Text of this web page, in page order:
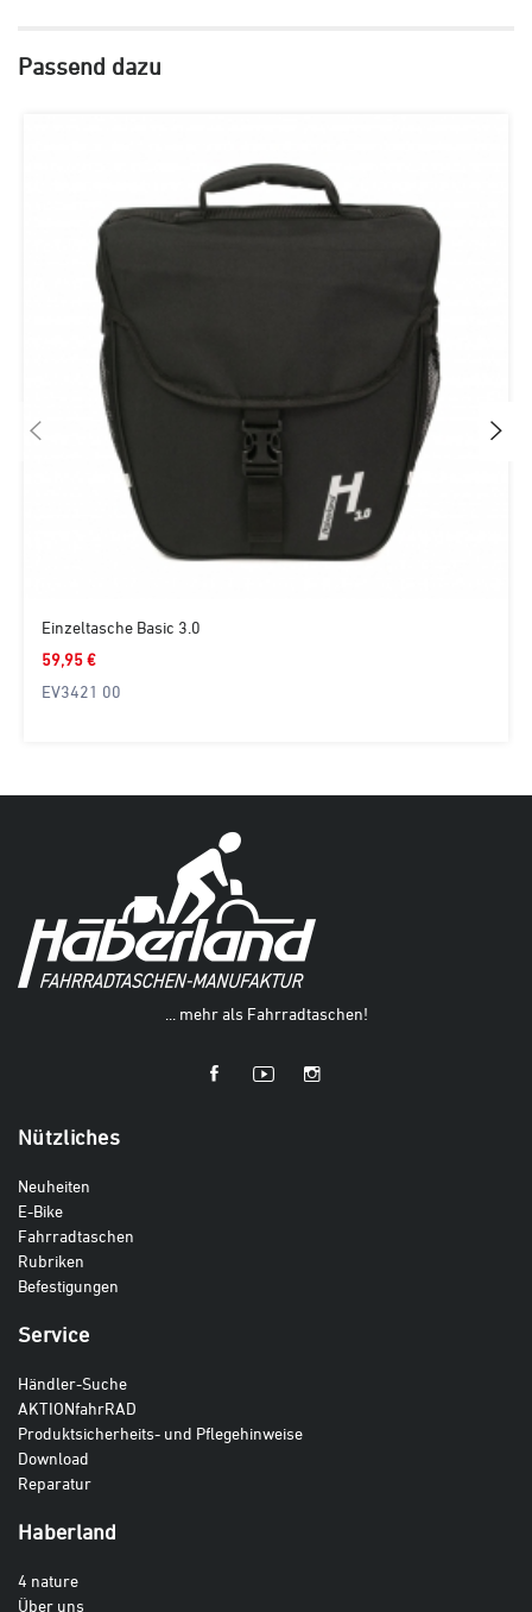
Passend dazu
Einzeltasche Basic 3.0
59,95 €
EV3421 00
... mehr als Fahrradtaschen!
Nützliches
Neuheiten
E-Bike
Fahrradtaschen
Rubriken
Befestigungen
Service
Händler-Suche
AKTIONfahrRAD
Produktsicherheits- und Pflegehinweise
Download
Reparatur
Haberland
4 nature
Über uns